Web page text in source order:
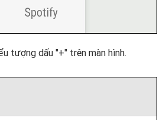
tượng dấu "+" trên màn hình.